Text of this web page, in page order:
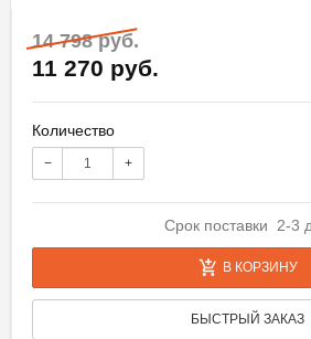
14 798 руб.
11 270 руб.
Количество
− +
Срок поставки 2-3
В КОРЗИНУ
БЫСТРЫЙ ЗАКАЗ